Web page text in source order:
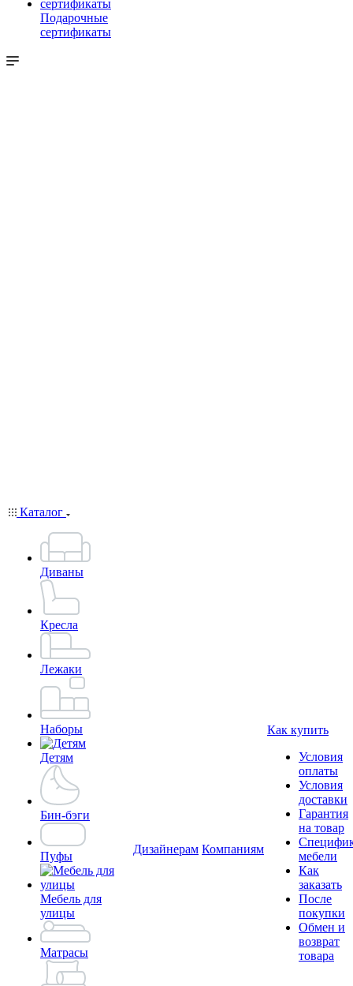
Подарочные
сертификаты
Каталог
Диваны
Кресла
Лежаки
Наборы
Детям
Бин-бэги
Пуфы
Мебель для
улицы
Матрасы
Дизайнерам Компаниям
Как купить
Условия
оплаты
Условия
доставки
Гарантия
на товар
мебели
Как
заказать
После
покупки
Обмен и
возврат
товара